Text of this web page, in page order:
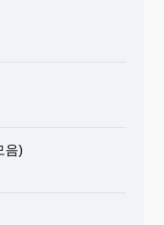
대해 어떨 때 불만을
질 때
성을 못느낄 때
음)